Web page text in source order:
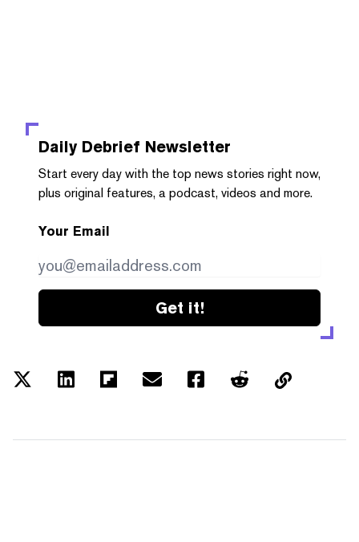
Daily Debrief Newsletter
Start every day with the top news stories right now,
plus original features, a podcast, videos and more.
Your Email
Get it!